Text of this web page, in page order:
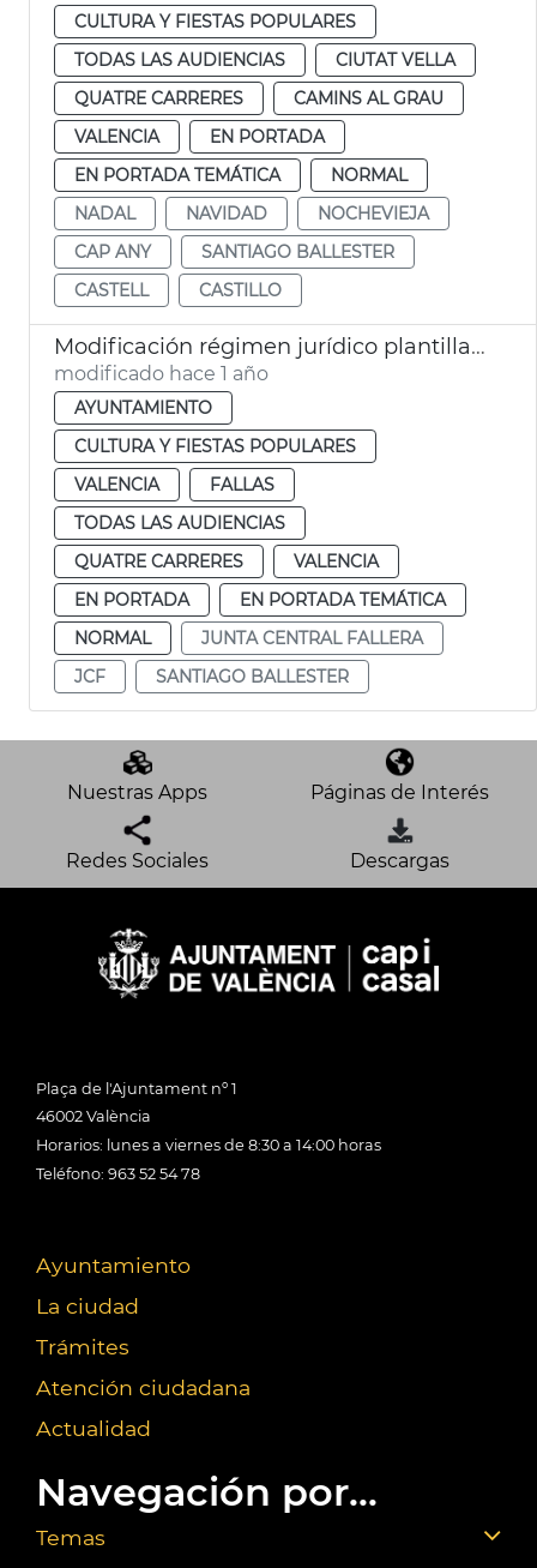
CULTURA Y FIESTAS POPULARES
TODAS LAS AUDIENCIAS
CIUTAT VELLA
QUATRE CARRERES
CAMINS AL GRAU
VALENCIA
EN PORTADA
EN PORTADA TEMÁTICA
NORMAL
NADAL
NAVIDAD
NOCHEVIEJA
CAP ANY
SANTIAGO BALLESTER
CASTELL
CASTILLO
Modificación régimen jurídico plantilla Junta Central Fallera València
modificado hace 1 año
AYUNTAMIENTO
CULTURA Y FIESTAS POPULARES
VALENCIA
FALLAS
TODAS LAS AUDIENCIAS
QUATRE CARRERES
VALENCIA
EN PORTADA
EN PORTADA TEMÁTICA
NORMAL
JUNTA CENTRAL FALLERA
JCF
SANTIAGO BALLESTER
Nuestras Apps Páginas de Interés
Redes Sociales Descargas
Plaça de l'Ajuntament nº 1
46002 València
Horarios: lunes a viernes de 8:30 a 14:00 horas
Teléfono: 963 52 54 78
Ayuntamiento
La ciudad
Trámites
Atención ciudadana
Actualidad
Navegación por...
Temas